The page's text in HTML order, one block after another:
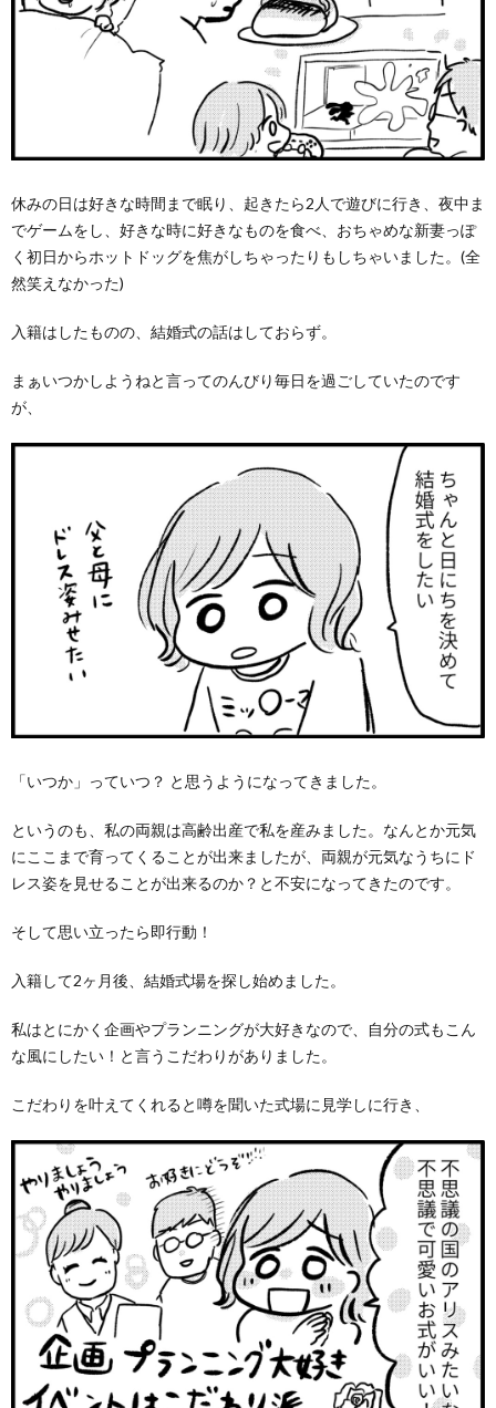
休みの日は好きな時間まで眠り、起きたら2人で遊びに行き、夜中ま
でゲームをし、好きな時に好きなものを食べ、おちゃめな新妻っぽ
く初日からホットドッグを焦がしちゃったりもしちゃいました。(全
然笑えなかった)
入籍はしたものの、結婚式の話はしておらず。
まぁいつかしようねと言ってのんびり毎日を過ごしていたのです
が、
「いつか」っていつ？ と思うようになってきました。
というのも、私の両親は高齢出産で私を産みました。なんとか元気
にここまで育ってくることが出来ましたが、両親が元気なうちにド
レス姿を見せることが出来るのか？と不安になってきたのです。
そして思い立ったら即行動！
入籍して2ヶ月後、結婚式場を探し始めました。
私はとにかく企画やプランニングが大好きなので、自分の式もこん
な風にしたい！と言うこだわりがありました。
こだわりを叶えてくれると噂を聞いた式場に見学しに行き、